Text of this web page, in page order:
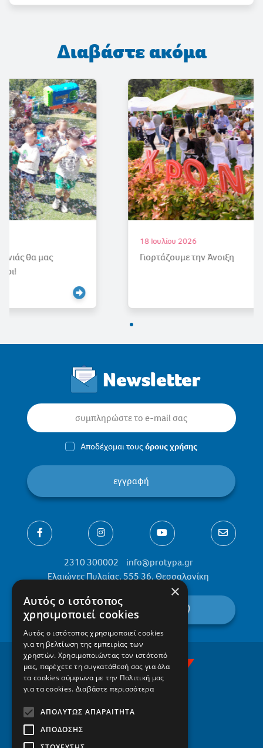
Διαβάστε ακόμα
Γιορτάζουμε την Άνοιξη
Newsletter
Αποδέχομαι τουςόρους χρήσης
εγγραφή
2310 300002
info@protypa.gr
Ελαιώνες Πυλαίας, 555 36, Θεσσαλονίκη
βρείτε μας στον χάρτη
×
Αυτός ο ιστότοπος
χρησιμοποιεί cookies
Αυτός ο ιστότοπος χρησιμοποιεί cookies
για τη βελτίωση της εμπειρίας των
χρηστών. Χρησιμοποιώντας τον ιστότοπό
μας, παρέχετε τη συγκατάθεσή σας για όλα
τα cookies σύμφωνα με την Πολιτική μας
για τα cookies. Διαβάστε περισσότερα
ΑΠΟΛΎΤΩΣ ΑΠΑΡΑΊΤΗΤΑ
ΑΠΌΔΟΣΗΣ